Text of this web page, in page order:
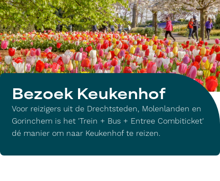
Bezoek Keukenhof
Voor reizigers uit de Drechtsteden, Molenlanden en
Gorinchem is het 'Trein + Bus + Entree Combiticket'
dé manier om naar Keukenhof te reizen.